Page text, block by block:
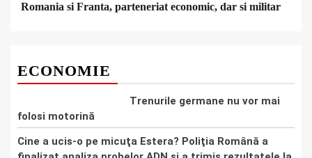
Romania si Franta, parteneriat economic, dar si militar
ECONOMIE
Trenurile germane nu vor mai
folosi motorină
Cine a ucis-o pe micuţa Estera? Poliţia Română a